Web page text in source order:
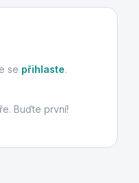
se přihlaste.
Buďte první!